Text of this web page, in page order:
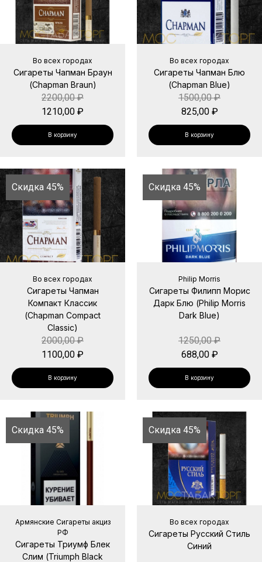
Во всех городах
Сигареты Чапман Браун
(Chapman Braun)
2200,00₽
1210,00 ₽
В корзину
Во всех городах
Сигареты Чапман Блю
(Chapman Blue)
1500,00₽
825,00 ₽
В корзину
Скидка 45%
Во всех городах
Сигареты Чапман
Компакт Классик
(Chapman Compact
Classic)
2000,00₽
1100,00 ₽
В корзину
Скидка 45%
Philip Morris
Сигареты Филипп Морис
Дарк Блю (Philip Morris
Dark Blue)
1250,00₽
688,00 ₽
В корзину
Скидка 45%
Армянские Сигареты акциз
РФ
Сигареты Триумф Блек
Слим (Triumph Black
Скидка 45%
Во всех городах
Сигареты Русский Стиль
Синий